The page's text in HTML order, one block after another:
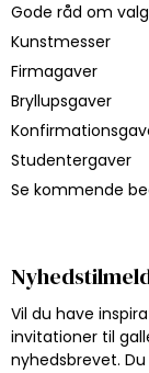
Gode råd om
Kunstmesser
Firmagaver
Bryllupsgaver
Studentergaver
Se kommende
Vil du have
invitationer til
nyhedsbrevet.